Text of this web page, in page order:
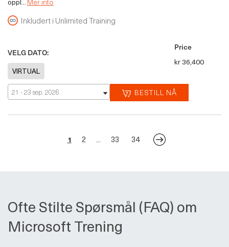
Inkludert i Unlimited Training
VELG DATO:
21 - 23 sep. 2026 BESTILL NÅ
Price
kr 36,400
1 2 ... 33 34
Ofte Stilte Spørsmål (FAQ) om
Microsoft Trening